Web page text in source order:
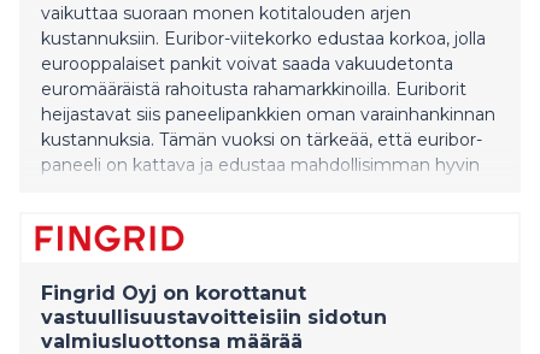
vaikuttaa suoraan monen kotitalouden arjen
kustannuksiin. Euribor-viitekorko edustaa korkoa, jolla
eurooppalaiset pankit voivat saada vakuudetonta
euromääräistä rahoitusta rahamarkkinoilla. Euriborit
heijastavat siis paneelipankkien oman varainhankinnan
kustannuksia. Tämän vuoksi on tärkeää, että euribor-
paneeli on kattava ja edustaa mahdollisimman hyvin
Fingrid Oyj on korottanut
vastuullisuustavoitteisiin sidotun
valmiusluottonsa määrää